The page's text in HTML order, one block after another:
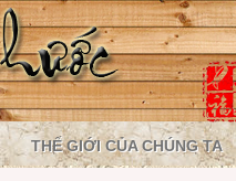
THẾ GIỚI CỦA CHÚNG TA